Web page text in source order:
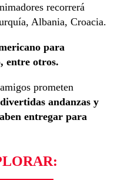
recorrerá
Albania, Croacia.
para
entre otros.
prometen
andanzas y
entregar para